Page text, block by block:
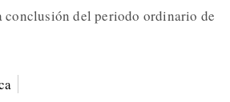
conclusión del periodo ordinario de